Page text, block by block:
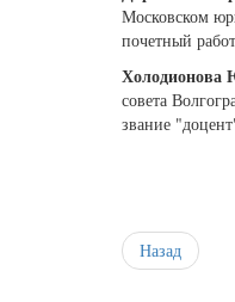
Московском
почетный
Холодионова
совета
звание
Назад